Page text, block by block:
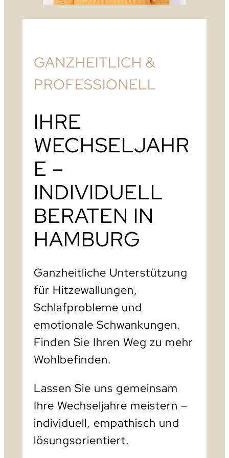
GANZHEITLICH &
PROFESSIONELL
IHRE
WECHSELJAHR
E –
INDIVIDUELL
BERATEN IN
HAMBURG
Ganzheitliche Unterstützung
für Hitzewallungen,
Schlafprobleme und
emotionale Schwankungen.
Finden Sie Ihren Weg zu mehr
Wohlbefinden.
Lassen Sie uns gemeinsam
Ihre Wechseljahre meistern –
individuell, empathisch und
lösungsorientiert.